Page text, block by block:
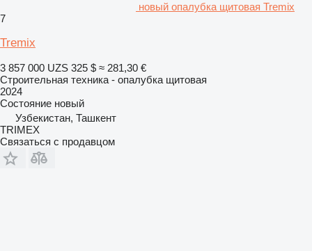
новый опалубка щитовая Tremix
7
Tremix
3 857 000 UZS 325 $ ≈ 281,30 €
Строительная техника - опалубка щитовая
2024
Состояние новый
Узбекистан, Ташкент
TRIMEX
Связаться с продавцом